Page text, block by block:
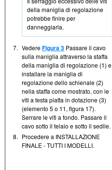
della maniglia di regolazione
potrebbe finire per
danneggiarla.
7. VedereFigura 3 Passare il cavo
sulla maniglia attraverso la staffa
della maniglia di regolazione (1) e
installare la maniglia di
regolazione dello schienale (2)
nella staffa come mostrato, con le
viti a testa piatta in dotazione (3)
(elemento 5 o 11, figura 17).
Serrare le viti a fondo. Passare il
cavo sotto il telaio e sotto il sedile.
8. Procedere a INSTALLAZIONE
FINALE - TUTTI I MODELLI.